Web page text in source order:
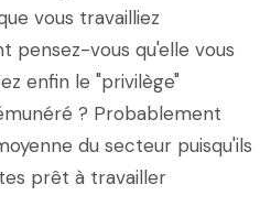
vous travailliez
pensez-vous qu'elle vous
enfin le "privilège"
? Probablement
du secteur puisqu'ils
prêt à travailler